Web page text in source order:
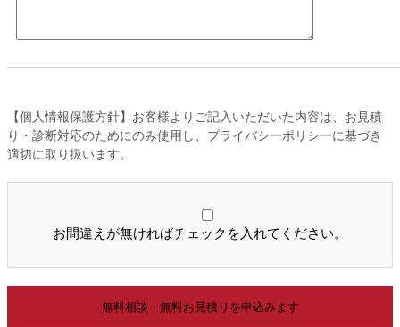
【個人情報保護方針】お客様よりご記入いただいた内容は、お見積
り・診断対応のためにのみ使用し、プライバシーポリシーに基づき
適切に取り扱います。
お間違えが無ければチェックを入れてください。